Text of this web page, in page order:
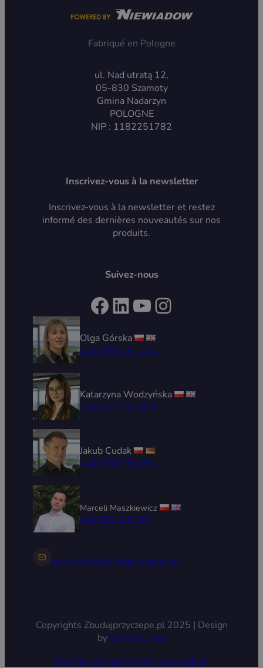
Fabriqué en Pologne
ul. Nad utratą 12,
05-830 Szamoty
Gmina Nadarzyn
POLOGNE
NIP : 1182251782
Inscrivez-vous à la newsletter
Inscrivez-vous à la newsletter et restez
informé des dernières nouveautés sur nos
produits.
Suivez-nous
Facebook LinkedIn YouTube Instagram
Olga Górska
+48 690 512 414
Katarzyna Wodzyńska
+48 539 314 031
Jakub Cudak
+48 576 715 894
Marceli Maszkiewicz
+48 696 029 167
zapytania@zbudujprzyczepe.pl
Copyrights Zbudujprzyczepe.pl 2025 | Design
by Bananaconda
Modifier les paramètres des cookies